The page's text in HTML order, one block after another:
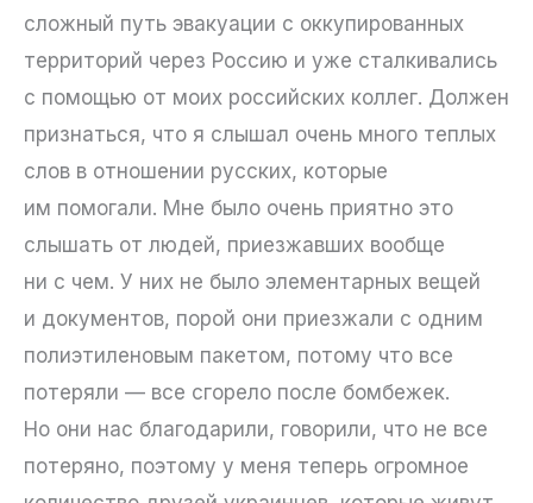
сложный путь эвакуации с оккупированных
территорий через Россию и уже сталкивались
с помощью от моих российских коллег. Должен
признаться, что я слышал очень много теплых
слов в отношении русских, которые
им помогали. Мне было очень приятно это
слышать от людей, приезжавших вообще
ни с чем. У них не было элементарных вещей
и документов, порой они приезжали с одним
полиэтиленовым пакетом, потому что все
потеряли — все сгорело после бомбежек.
Но они нас благодарили, говорили, что не все
потеряно, поэтому у меня теперь огромное